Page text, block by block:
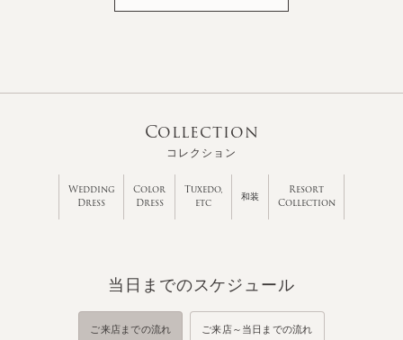
Collection
コレクション
Wedding
Dress
Color
Dress
Tuxedo,
etc
和装
Resort
Collection
当日までのスケジュール
ご来店までの流れ ご来店～当日までの流れ